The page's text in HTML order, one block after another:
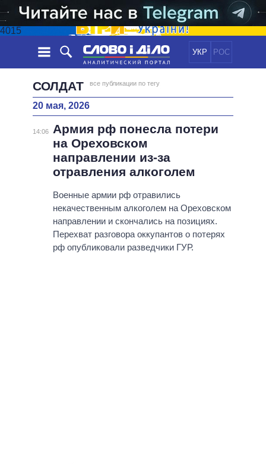
4015
УКР РОС
НОВОСТИ
ЛЕНТА
СОБЫТИЯ
СТАТЬИ
МНЕНИЯ
ОБЗОРЫ
ДАЙДЖЕСТЫ
ЭКОНОМИКА
ОБЩЕСТВО
МИР
ПОЛИТИКИ
ВСЕ ПОЛИТИКИ
ПРЕЗИДЕНТ И ОФИС
ВЕРХОВНАЯ РАДА
ГЛАВЫ ОБЛАДМИНИСТРАЦИЙ
МЭРЫ
ИНФОГРАФИКА
ВИДЕО
СРАВНЕНИЕ ПОЛИТИКОВ
СОЛДАТ все публикации по тегу
20 мая, 2026
14:06
Армия рф понесла потери
на Ореховском
направлении из-за
отравления алкоголем
Военные армии рф отравились
некачественным алкоголем на Ореховском
направлении и скончались на позициях.
Перехват разговора оккупантов о потерях
рф опубликовали разведчики ГУР.